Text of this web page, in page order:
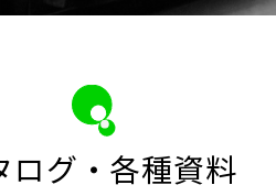
ログ・各種資料